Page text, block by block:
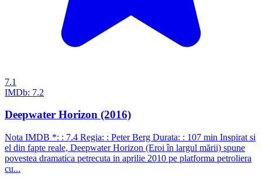
7.1
IMDb: 7.2
Deepwater Horizon (2016)
Nota IMDB *: : 7.4 Regia: : Peter Berg Durata: : 107 min Inspirat si
el din fapte reale, Deepwater Horizon (Eroi în largul mării) spune
povestea dramatica petrecuta in aprilie 2010 pe platforma petroliera
cu...